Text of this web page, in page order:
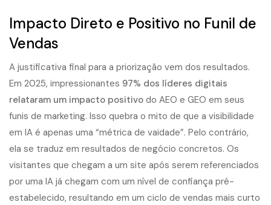
Impacto Direto e Positivo no Funil de
Vendas
A justificativa final para a priorização vem dos resultados.
Em 2025, impressionantes 97% dos líderes digitais
relataram um impacto positivo do AEO e GEO em seus
funis de marketing. Isso quebra o mito de que a visibilidade
em IA é apenas uma “métrica de vaidade”. Pelo contrário,
ela se traduz em resultados de negócio concretos. Os
visitantes que chegam a um site após serem referenciados
por uma IA já chegam com um nível de confiança pré-
estabelecido, resultando em um ciclo de vendas mais curto